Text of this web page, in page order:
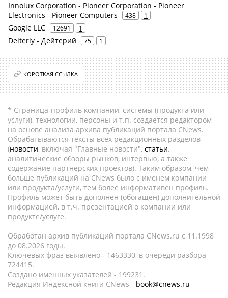
Innolux Corporation - Pioneer Corporation - Pioneer
Electronics - Pioneer Computers
438 1
Google LLC 12691 1
Deiteriy - Дейтерий 75 1
КОРОТКАЯ ССЫЛКА
* Страница-профиль компании, системы (продукта или
услуги), технологии, персоны и т.п. создается редактором
на основе анализа архива публикаций портала CNews.
Обрабатываются тексты всех редакционных разделов
(новости, включая "Главные новости", статьи,
аналитические обзоры рынков, интервью, а также
содержание партнёрских проектов). Таким образом, чем
больше публикаций на CNews было с именем компании
или продукта/услуги, тем более информативен профиль.
Профиль может быть дополнен (обогащен) дополнительной
информацией, в т.ч. презентацией о компании или
продукте/услуге.
Обработан архив публикаций портала CNews.ru c 11.1998
до 08.2026 годы.
Ключевых фраз выявлено - 1463330, в очереди разбора -
724415.
Создано именных указателей - 199231.
Редакция Индексной книги CNews - book@cnews.ru